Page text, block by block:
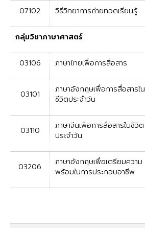
07102 วิธีวิทยาการถ่ายทอดเรียนรู้
กลุ่มวิชาภาษาศาสตร์
03106 ภาษาไทยเพื่อการสื่อสาร
03101
ภาษาอังกฤษเพื่อการสื่อสารใน
ชีวิตประจำวัน
03110
ภาษาจีนเพื่อการสื่อสารในชีวิต
ประจำวัน
03206
ภาษาอังกฤษเพื่อเตรียมความ
พร้อมในการประกอบอาชีพ